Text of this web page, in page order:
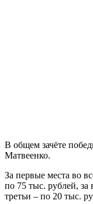
В общем зачёте
Матвеенко.
За первые места во
по 75 тыс. рублей, за
третьи – по 20 тыс.